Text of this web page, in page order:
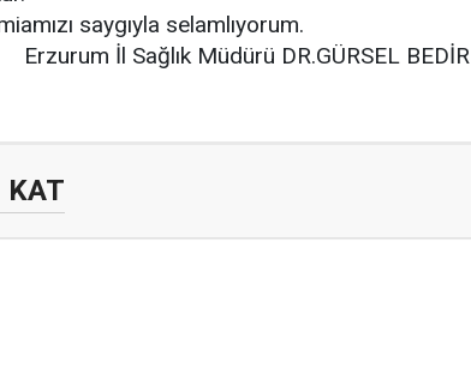
saygıyla selamlıyorum.
Müdürü DR.GÜRSEL BEDİR
KAT